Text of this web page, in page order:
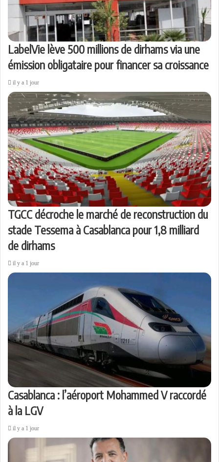
LabelVie lève 500 millions de dirhams via une
émission obligataire pour financer sa croissance
il y a 1 jour
TGCC décroche le marché de reconstruction du
stade Tessema à Casablanca pour 1,8 milliard
de dirhams
il y a 1 jour
Casablanca : l’aéroport Mohammed V raccordé
à la LGV
il y a 1 jour